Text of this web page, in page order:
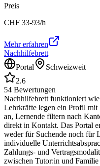
Preis
CHF 33-93/h
Mehr erfahren
Nachhilfebrett
Portal
Schweizweit
2.6
54 Bewertungen
Nachhilfebrett funktioniert
Lehrkräfte legen ein Profil mit
an, Lernende filtern nach
direkt in Kontakt. Das Portal
weder für Suchende noch für
individuelle
Zahlungs- und
zwischen Tutor:in und Familie